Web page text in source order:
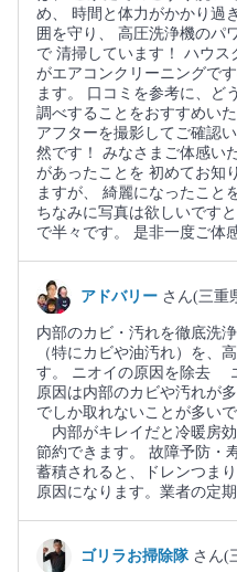
め、 時間と体力がかかり過
囲を守り、 高圧洗浄機のパ
で 清掃しています！ ハウ
がエアコンクリーニングで
ます。 口コミを参考に、ど
調べすることをおすすめい
アフターを撮影してご確認
然です！ みなさまご体感い
があったことを 初めてお知
ますが、 綺麗になったこと
ちなみに写真は欲しいです
で半々です。 是非一度ご体
アドバリー さん(三重
内部のカビ・汚れを徹底洗
（特にカビや油汚れ）を、
す。 ニオイの原因を除去
原因は内部のカビや汚れが
でしか取れないことが多い
内部がキレイだと冷暖房
節約できます。 故障予防
蓄積されると、ドレンつま
原因になります。業者の定
ゴリラお掃除隊 さん(